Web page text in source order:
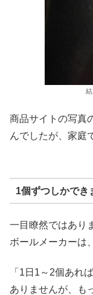
商品サイトの写真
んでしたが、家庭
1個ずつしかでき
一目瞭然ではあり
ボールメーカーは
「1日1～2個あれ
ありませんが、も